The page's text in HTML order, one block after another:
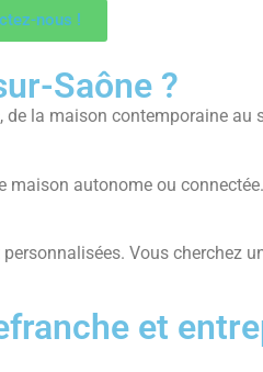
nous !
Saône ?
la maison contemporaine
autonome ou
Vous cherchez
et